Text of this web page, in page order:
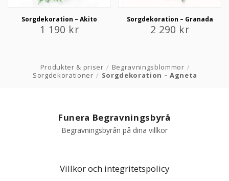
Sorgdekoration – Akito
1 190 kr
Sorgdekoration – Granada
2 290 kr
Produkter & priser / Begravningsblommor /
Sorgdekorationer / Sorgdekoration – Agneta
Funera Begravningsbyrå
Begravningsbyrån på dina villkor
Villkor och integritetspolicy